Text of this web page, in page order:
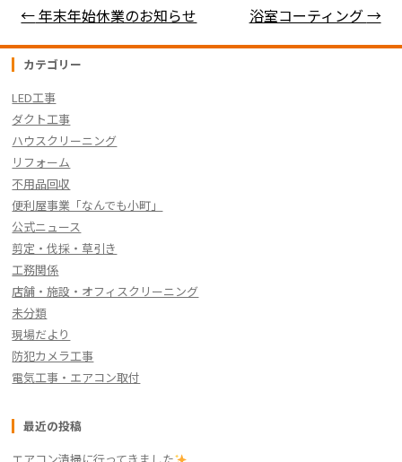
投稿ナビゲーション
←年末年始休業のお知らせ 浴室コーティング→
カテゴリー
LED工事
ダクト工事
ハウスクリーニング
リフォーム
不用品回収
便利屋事業「なんでも小町」
公式ニュース
剪定・伐採・草引き
工務関係
店舗・施設・オフィスクリーニング
未分類
現場だより
防犯カメラ工事
電気工事・エアコン取付
最近の投稿